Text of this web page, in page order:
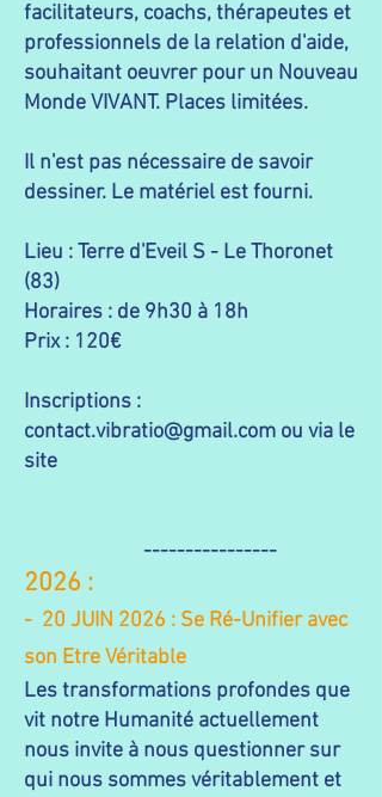
facilitateurs, coachs, thérapeutes et
professionnels de la relation d'aide,
souhaitant oeuvrer pour un Nouveau
Monde VIVANT. Places limitées.
Il n'est pas nécessaire de savoir
dessiner. Le matériel est fourni.
Lieu : Terre d'Eveil S - Le Thoronet
(83)
Horaires : de 9h30 à 18h
Prix : 120€
Inscriptions :
contact.vibratio@gmail.com ou via le
site
----------------
​​2026 :
- 20 JUIN 2026 : Se Ré-Unifier avec
son Etre Véritable
Les transformations profondes que
vit notre Humanité actuellement
nous invite à nous questionner sur
qui nous sommes véritablement et